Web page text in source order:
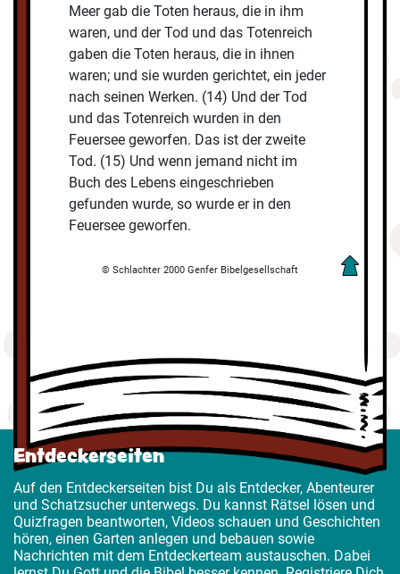
Meer gab die Toten heraus, die in ihm
waren, und der Tod und das Totenreich
gaben die Toten heraus, die in ihnen
waren; und sie wurden gerichtet, ein jeder
nach seinen Werken. (14) Und der Tod
und das Totenreich wurden in den
Feuersee geworfen. Das ist der zweite
Tod. (15) Und wenn jemand nicht im
Buch des Lebens eingeschrieben
gefunden wurde, so wurde er in den
Feuersee geworfen.
© Schlachter 2000 Genfer Bibelgesellschaft
Entdeckerseiten
Auf den Entdeckerseiten bist Du als Entdecker, Abenteurer
und Schatzsucher unterwegs. Du kannst Rätsel lösen und
Quizfragen beantworten, Videos schauen und Geschichten
hören, einen Garten anlegen und bebauen sowie
Nachrichten mit dem Entdeckerteam austauschen. Dabei